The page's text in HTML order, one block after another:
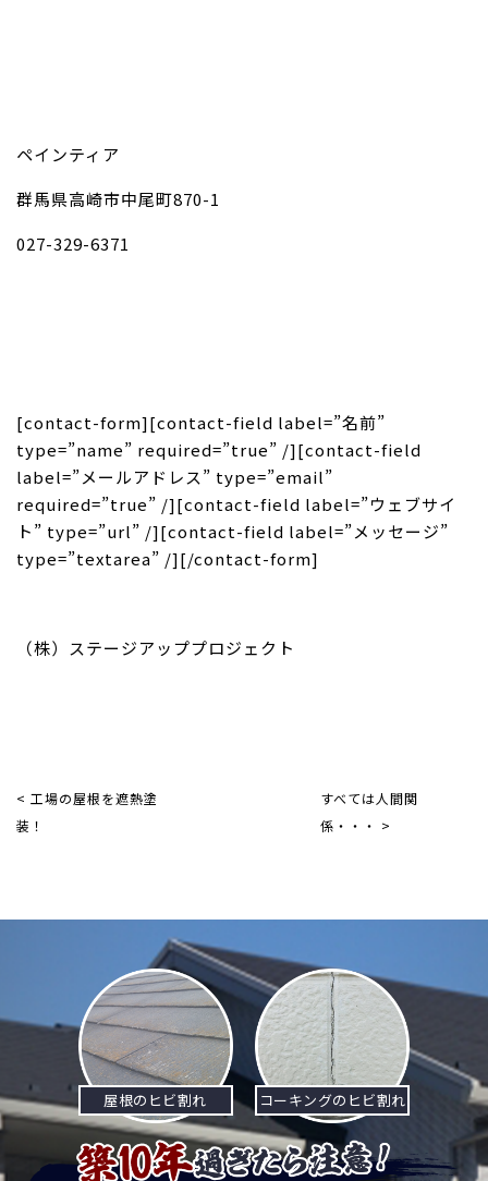
ペインティア
群馬県高崎市中尾町870-1
027-329-6371
[contact-form][contact-field label=”名前”
type=”name” required=”true” /][contact-field
label=”メールアドレス” type=”email”
required=”true” /][contact-field label=”ウェブサイ
ト” type=”url” /][contact-field label=”メッセージ”
type=”textarea” /][/contact-form]
（株）ステージアッププロジェクト
< 工場の屋根を遮熱塗
装！
すべては人間関
係・・・ >
屋根のヒビ割れ コーキングのヒビ割れ